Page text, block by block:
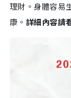
理財。身體容易
康。 詳細內容請